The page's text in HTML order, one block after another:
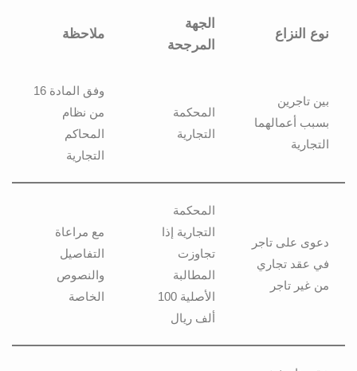
نوع النزاع
الجهة
المرجحة
ملاحظة
بين تاجرين
بسبب أعمالهما
التجارية
المحكمة
التجارية
وفق المادة 16
من نظام
المحاكم
التجارية
دعوى على تاجر
في عقد تجاري
من غير تاجر
المحكمة
التجارية إذا
تجاوزت
المطالبة
الأصلية 100
ألف ريال
مع مراعاة
التفاصيل
والنصوص
الخاصة